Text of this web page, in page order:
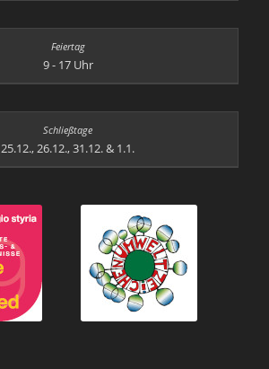
9 - 17 Uhr
25.12., 26.12., 31.12. & 1.1.